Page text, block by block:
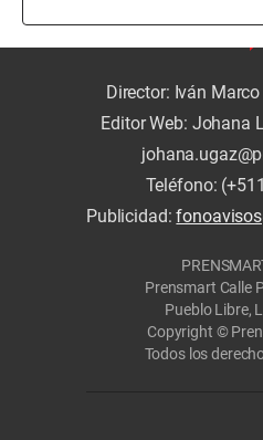
Director: Iván
Editor Web: Johana
Teléfono:
Publicidad:
Prensmart Calle
Pueblo Libre,
Copyright ©
Todos los